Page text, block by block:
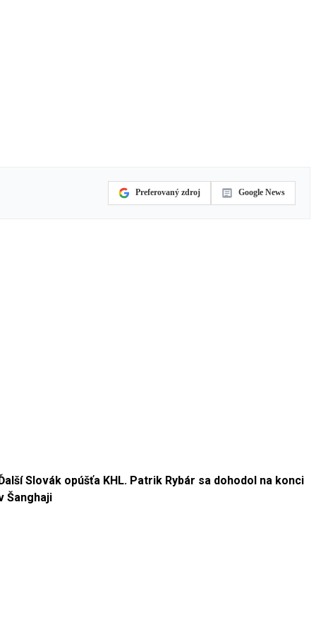
Preferovaný zdroj Google News
Slovák opúšťa KHL. Patrik Rybár sa dohodol na konci
Šanghaji